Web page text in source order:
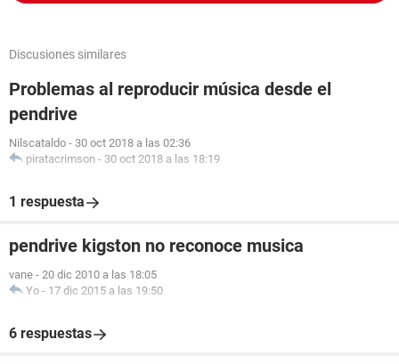
Discusiones similares
Problemas al reproducir música desde el
pendrive
Nilscataldo - 30 oct 2018 a las 02:36
piratacrimson - 30 oct 2018 a las 18:19
1 respuesta
pendrive kigston no reconoce musica
vane - 20 dic 2010 a las 18:05
Yo - 17 dic 2015 a las 19:50
6 respuestas